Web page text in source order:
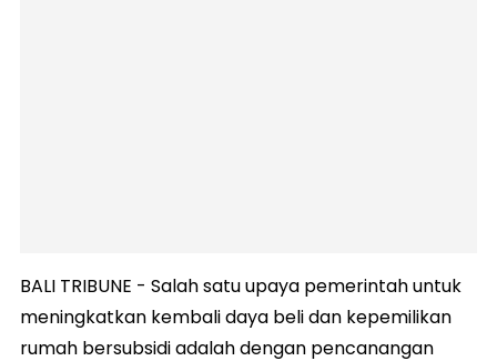
BALI TRIBUNE - Salah satu upaya pemerintah untuk
meningkatkan kembali daya beli dan kepemilikan
rumah bersubsidi adalah dengan pencanangan